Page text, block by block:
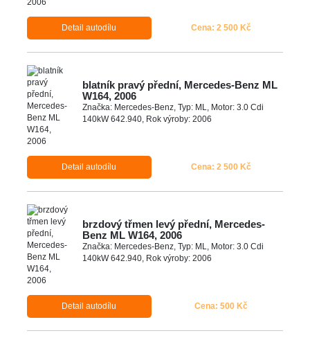
Detail autodílu Cena: 2 500 Kč
blatník pravý přední, Mercedes-Benz ML
W164, 2006
Značka: Mercedes-Benz, Typ: ML, Motor: 3.0 Cdi
140kW 642.940, Rok výroby: 2006
Detail autodílu Cena: 2 500 Kč
brzdový třmen levý přední, Mercedes-
Benz ML W164, 2006
Značka: Mercedes-Benz, Typ: ML, Motor: 3.0 Cdi
140kW 642.940, Rok výroby: 2006
Detail autodílu Cena: 500 Kč